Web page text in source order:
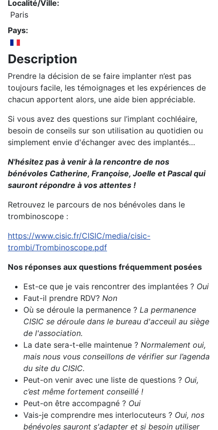
Localité/Ville:
Paris
Pays:
Description
Prendre la décision de se faire implanter n’est pas
toujours facile, les témoignages et les expériences de
chacun apportent alors, une aide bien appréciable.
Si vous avez des questions sur l’implant cochléaire,
besoin de conseils sur son utilisation au quotidien ou
simplement envie d'échanger avec des implantés…
N'hésitez pas à venir à la rencontre de nos
bénévoles Catherine, Françoise, Joelle et Pascal qui
sauront répondre à vos attentes !
Retrouvez le parcours de nos bénévoles dans le
trombinoscope :
https://www.cisic.fr/CISIC/media/cisic-
trombi/Trombinoscope.pdf
Nos réponses aux questions fréquemment posées
Est-ce que je vais rencontrer des implantées ? Oui
Faut-il prendre RDV? Non
Où se déroule la permanence ? La permanence
CISIC se déroule dans le bureau d'acceuil au siège
de l'association.
La date sera-t-elle maintenue ? Normalement oui,
mais nous vous conseillons de vérifier sur l’agenda
du site du CISIC.
Peut-on venir avec une liste de questions ? Oui,
c’est même fortement conseillé !
Peut-on être accompagné ? Oui
Vais-je comprendre mes interlocuteurs ? Oui, nos
bénévoles sauront s'adapter et si besoin utiliser